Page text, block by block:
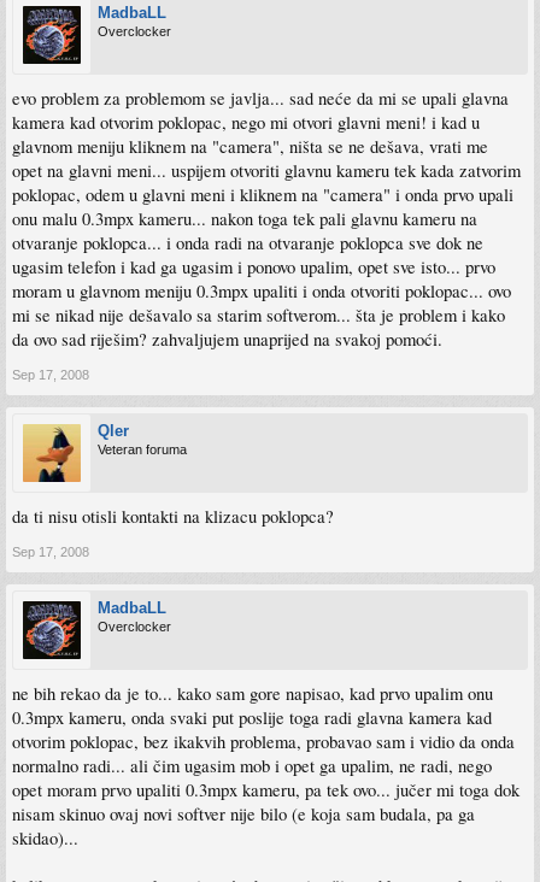
MadbaLL
Overclocker
evo problem za problemom se javlja... sad neće da mi se upali glavna
kamera kad otvorim poklopac, nego mi otvori glavni meni! i kad u
glavnom meniju kliknem na "camera", ništa se ne dešava, vrati me
opet na glavni meni... uspijem otvoriti glavnu kameru tek kada zatvorim
poklopac, odem u glavni meni i kliknem na "camera" i onda prvo upali
onu malu 0.3mpx kameru... nakon toga tek pali glavnu kameru na
otvaranje poklopca... i onda radi na otvaranje poklopca sve dok ne
ugasim telefon i kad ga ugasim i ponovo upalim, opet sve isto... prvo
moram u glavnom meniju 0.3mpx upaliti i onda otvoriti poklopac... ovo
mi se nikad nije dešavalo sa starim softverom... šta je problem i kako
da ovo sad riješim? zahvaljujem unaprijed na svakoj pomoći.
Sep 17, 2008
Qler
Veteran foruma
da ti nisu otisli kontakti na klizacu poklopca?
Sep 17, 2008
MadbaLL
Overclocker
ne bih rekao da je to... kako sam gore napisao, kad prvo upalim onu
0.3mpx kameru, onda svaki put poslije toga radi glavna kamera kad
otvorim poklopac, bez ikakvih problema, probavao sam i vidio da onda
normalno radi... ali čim ugasim mob i opet ga upalim, ne radi, nego
opet moram prvo upaliti 0.3mpx kameru, pa tek ovo... jučer mi toga dok
nisam skinuo ovaj novi softver nije bilo (e koja sam budala, pa ga
skidao)...